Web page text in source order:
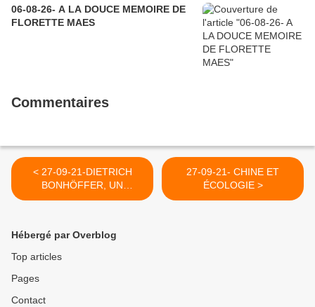
06-08-26- A LA DOUCE MEMOIRE DE
FLORETTE MAES
Commentaires
< 27-09-21-DIETRICH
BONHÖFFER, UN
DIALOGUE HONNETE
27-09-21- CHINE ET
ÉCOLOGIE >
Hébergé par Overblog
Top articles
Pages
Contact